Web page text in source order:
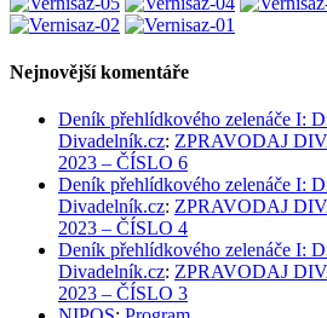
Nejnovější komentáře
Deník přehlídkového zelenáče I:
Divadelník.cz: ZPRAVODAJ
2023 – ČÍSLO 6
Deník přehlídkového zelenáče I:
Divadelník.cz: ZPRAVODAJ
2023 – ČÍSLO 4
Deník přehlídkového zelenáče I:
Divadelník.cz: ZPRAVODAJ
2023 – ČÍSLO 3